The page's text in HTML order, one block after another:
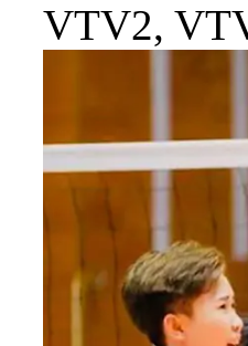
VTV2,